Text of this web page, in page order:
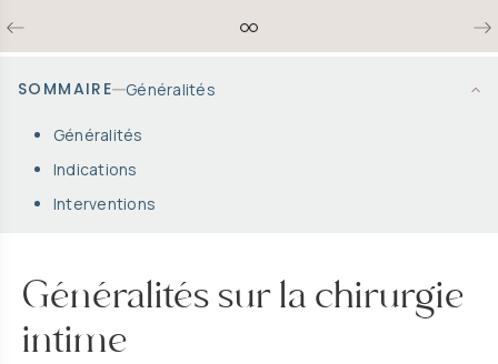
SOMMAIRE Généralités
Généralités
Indications
Interventions
Généralités sur la chirurgie
intime